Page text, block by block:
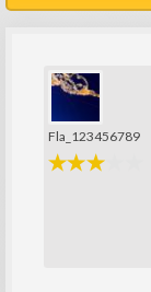
Fla_123456789